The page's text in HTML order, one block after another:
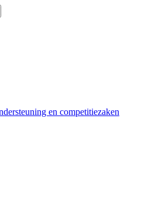
en competitiezaken